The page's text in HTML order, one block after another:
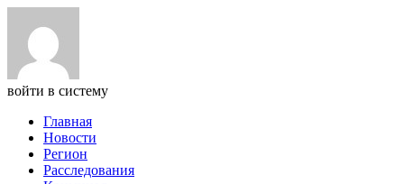
войти в систему
Главная
Новости
Регион
Расследования